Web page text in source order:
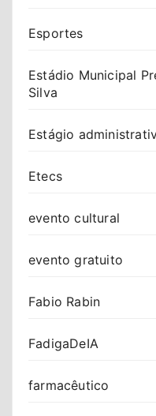
Esportes
Estádio Municipal
Silva
Estágio
Etecs
evento cultural
evento gratuito
Fabio Rabin
FadigaDeIA
farmacêutico